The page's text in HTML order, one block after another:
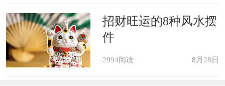
活中比较高冷，不善交际，常常会给人
一种很难相处的感觉，这在一定程度上
会影响到财运的发展。但是在黄水晶的
招财旺运的8种风水摆
件
2994阅读 8月28日